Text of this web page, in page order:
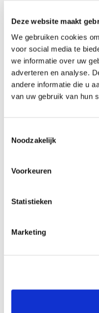
Deze website maakt
We gebruiken cookies
voor social media te
we informatie over uw
adverteren en analyse.
andere informatie die u
van uw gebruik van hun
Noodzakelijk
Voorkeuren
Statistieken
Marketing
Wat Hivos doet
De coronacrisis is
worden extra
groeit.
Hivos werkt in 34
organisaties te
Er zijn inmiddels
De noodfondsen
Bekijk ook